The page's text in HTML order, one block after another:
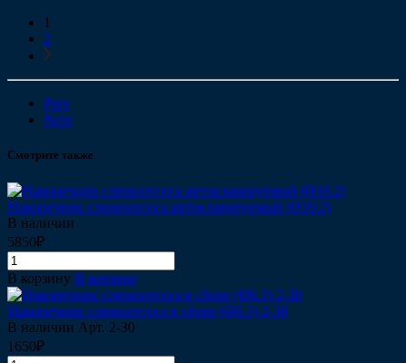
1
2
Prev
Next
Смотрите также
Наконечник слюноотсоса автоклавируемый (Ø10.2)
В наличии
5850₽
В корзину В корзине
Наконечник слюноотсоса в сборе (Ø6.3) 2-30
В наличии Арт. 2-30
1650₽